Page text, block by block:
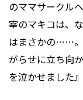
のママサークル
宰のマキコは、
はまさかの……。
がらせに立ち向
を泣かせました